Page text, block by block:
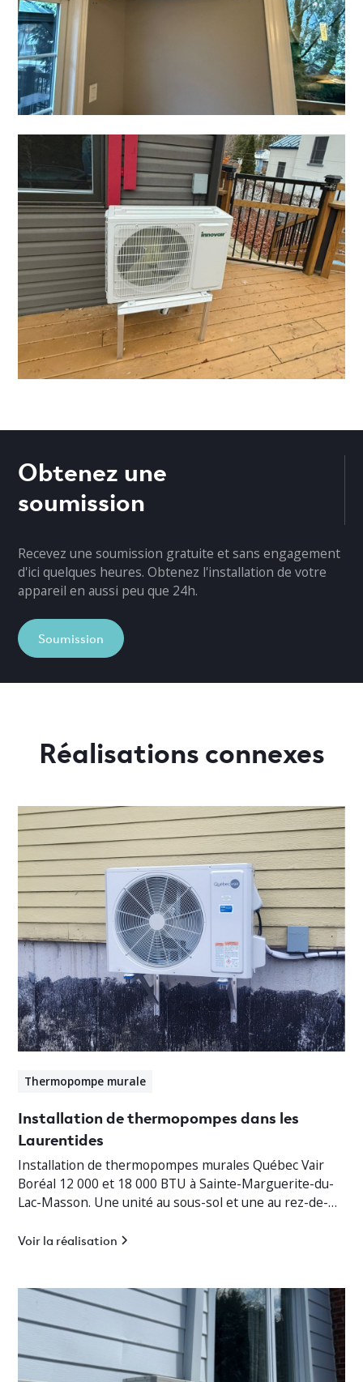
Obtenez une
soumission
Recevez une soumission gratuite et sans engagement
d'ici quelques heures. Obtenez l'installation de votre
appareil en aussi peu que 24h.
Soumission
Réalisations connexes
Thermopompe murale
Installation de thermopompes dans les
Laurentides
Installation de thermopompes murales Québec Vair
Boréal 12 000 et 18 000 BTU à Sainte-Marguerite-du-
Lac-Masson. Une unité au sous-sol et une au rez-de-
Voir la réalisation